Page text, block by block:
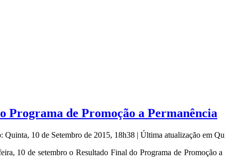
Programa de Promoção a Permanência
Quinta, 10 de Setembro de 2015, 18h38 | Última atualização em
10 de setembro o Resultado Final do Programa de Promoção a